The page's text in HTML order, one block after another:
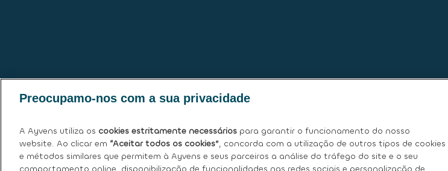
Política de Cookies|Declaração de Privacidade|Termos de Utilização|Direitos dos
Preocupamo-nos com a sua privacidade
A Ayvens utiliza os cookies estritamente necessários para garantir o funcionamento do nosso
website. Ao clicar em “Aceitar todos os cookies”, concorda com a utilização de outros tipos de cookies
e métodos similares que permitem à Ayvens e seus parceiros a análise do tráfego do site e o seu